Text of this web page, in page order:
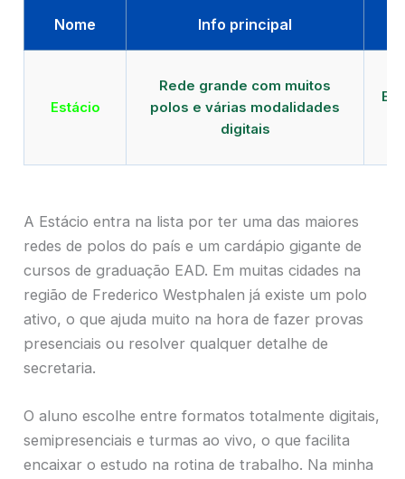
Nome Info principal
Estácio
Rede grande com muitos
polos e várias modalidades
digitais
A Estácio entra na lista por ter uma das maiores
redes de polos do país e um cardápio gigante de
cursos de graduação EAD. Em muitas cidades na
região de Frederico Westphalen já existe um polo
ativo, o que ajuda muito na hora de fazer provas
presenciais ou resolver qualquer detalhe de
secretaria.
O aluno escolhe entre formatos totalmente digitais,
semipresenciais e turmas ao vivo, o que facilita
encaixar o estudo na rotina de trabalho. Na minha